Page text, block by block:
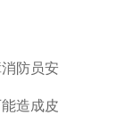
防员安
造成皮